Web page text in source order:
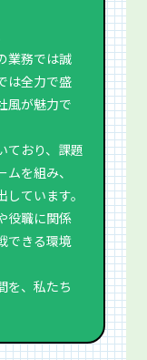
業務では誠
は全力で盛
風が魅力で
ており、課題
を組み、
ています。
役職に関係
できる環境
を、私たち